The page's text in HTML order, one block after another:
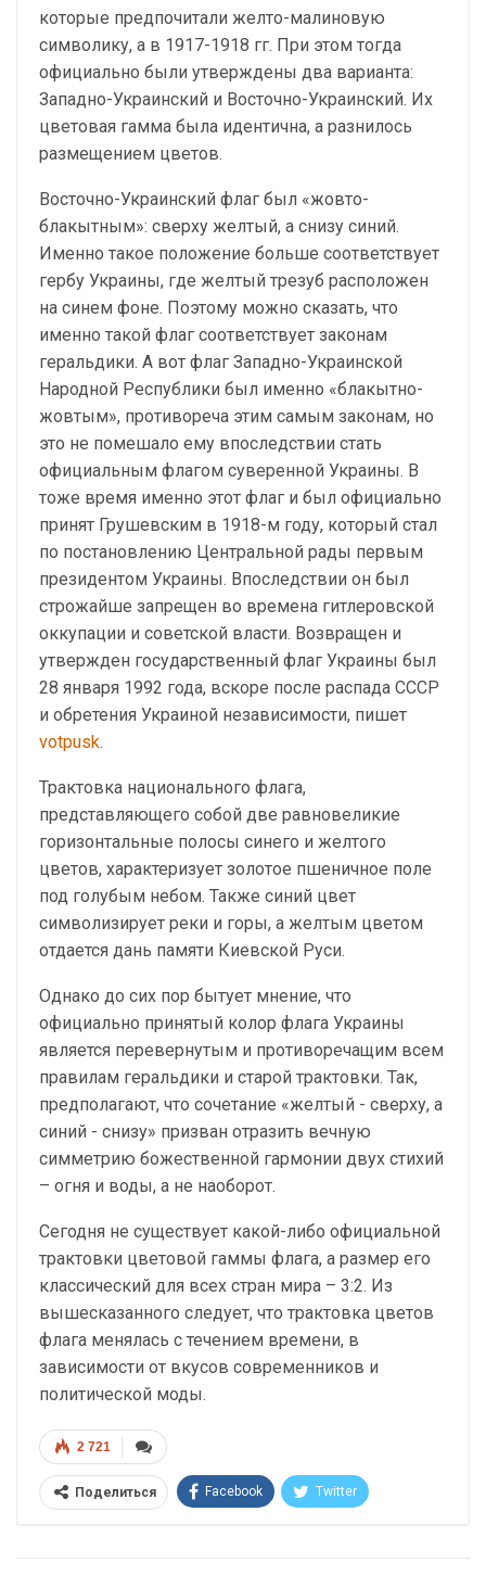
которые предпочитали желто-малиновую
символику, а в 1917-1918 гг. При этом тогда
официально были утверждены два варианта:
Западно-Украинский и Восточно-Украинский. Их
цветовая гамма была идентична, а разнилось
размещением цветов.
Восточно-Украинский флаг был «жовто-
блакытным»: сверху желтый, а снизу синий.
Именно такое положение больше соответствует
гербу Украины, где желтый трезуб расположен
на синем фоне. Поэтому можно сказать, что
именно такой флаг соответствует законам
геральдики. А вот флаг Западно-Украинской
Народной Республики был именно «блакытно-
жовтым», противореча этим самым законам, но
это не помешало ему впоследствии стать
официальным флагом суверенной Украины. В
тоже время именно этот флаг и был официально
принят Грушевским в 1918-м году, который стал
по постановлению Центральной рады первым
президентом Украины. Впоследствии он был
строжайше запрещен во времена гитлеровской
оккупации и советской власти. Возвращен и
утвержден государственный флаг Украины был
28 января 1992 года, вскоре после распада СССР
и обретения Украиной независимости, пишет
votpusk.
Трактовка национального флага,
представляющего собой две равновеликие
горизонтальные полосы синего и желтого
цветов, характеризует золотое пшеничное поле
под голубым небом. Также синий цвет
символизирует реки и горы, а желтым цветом
отдается дань памяти Киевской Руси.
Однако до сих пор бытует мнение, что
официально принятый колор флага Украины
является перевернутым и противоречащим всем
правилам геральдики и старой трактовки. Так,
предполагают, что сочетание «желтый - сверху, а
синий - снизу» призван отразить вечную
симметрию божественной гармонии двух стихий
– огня и воды, а не наоборот.
Сегодня не существует какой-либо официальной
трактовки цветовой гаммы флага, а размер его
классический для всех стран мира – 3:2. Из
вышесказанного следует, что трактовка цветов
флага менялась с течением времени, в
зависимости от вкусов современников и
политической моды.
2 721
Поделиться Facebook Twitter